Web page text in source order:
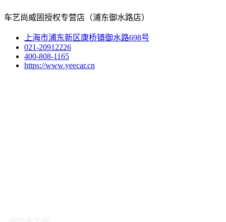
车艺尚威固授权专营店（浦东御水路店）
上海市浦东新区康桥镇御水路698号
021-20912226
400-808-1165
https://www.yeecar.cn